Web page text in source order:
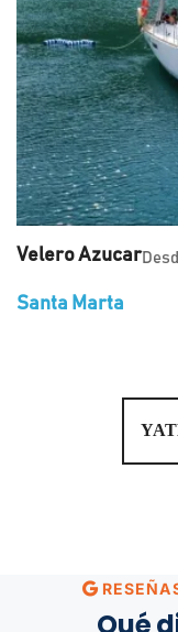
Velero Azucar
Santa Marta